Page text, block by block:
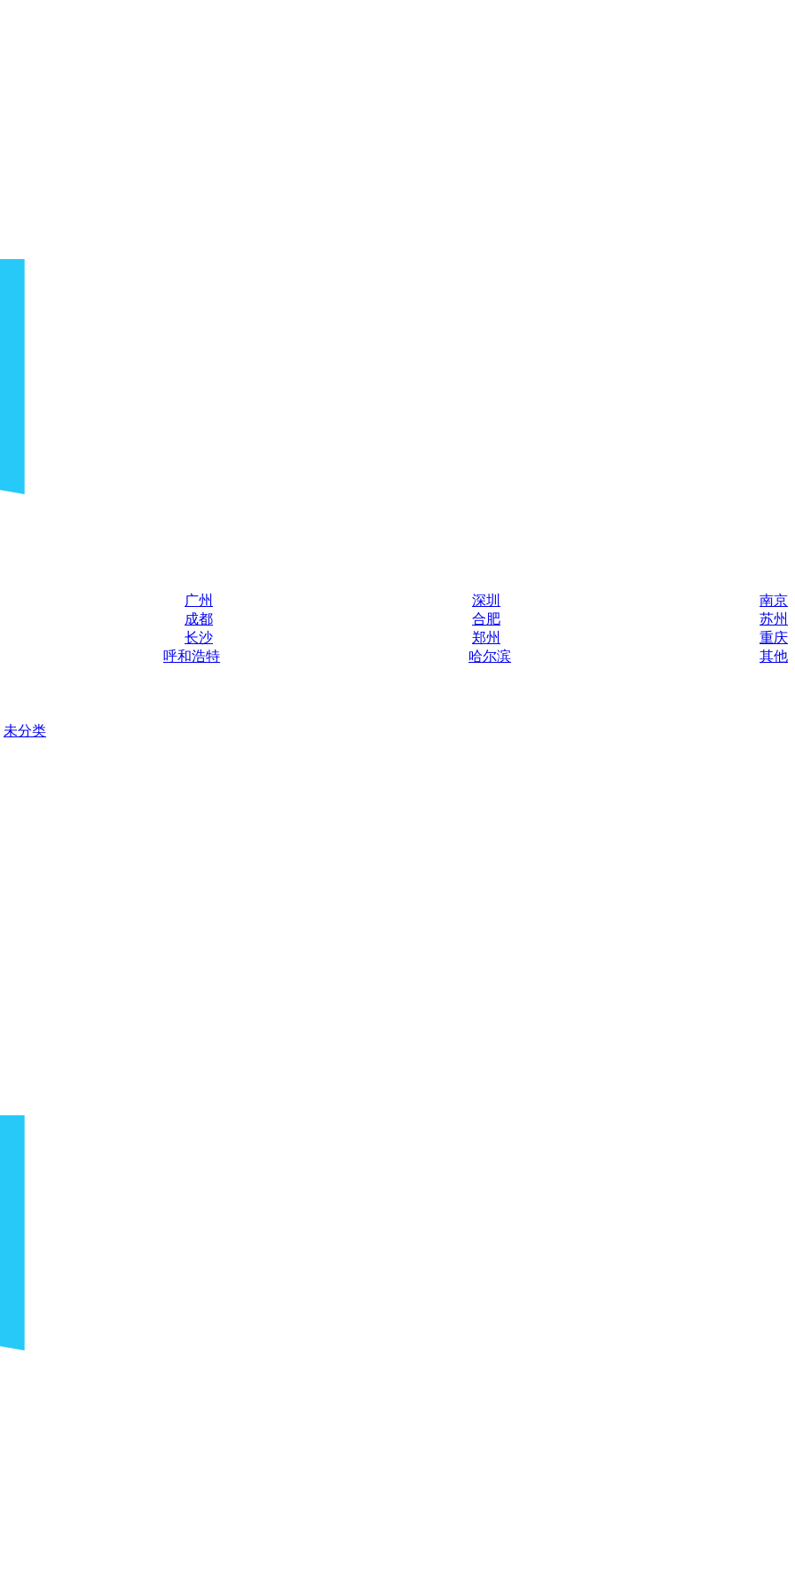
广州 深圳
南京
成都 合肥
苏州
长沙 郑州
重庆
呼和浩特 哈尔滨
其他
未分类